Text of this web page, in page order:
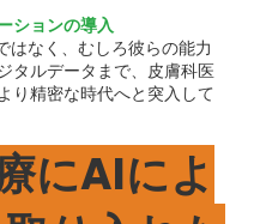
ションの導入
はなく、むしろ彼らの能力
タルデータまで、皮膚科医
り精密な時代へと突入して
にAIによ